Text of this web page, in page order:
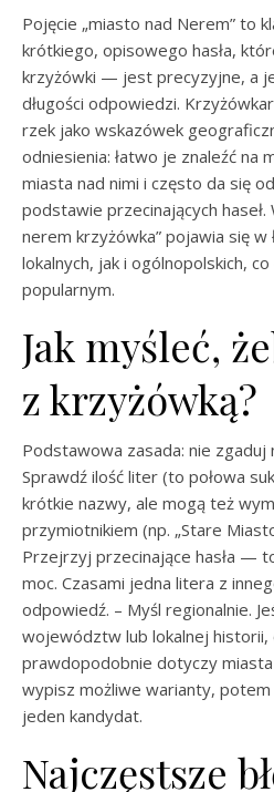
Pojęcie „miasto nad Nerem” to
krótkiego, opisowego hasła,
krzyżówki — jest precyzyjne, a
długości odpowiedzi.
rzek jako wskazówek
odniesienia: łatwo je znaleźć na
miasta nad nimi i często da się
podstawie przecinających
nerem krzyżówka” pojawia się w
lokalnych, jak i ogólnopolskich,
popularnym.
Jak myśleć,
z krzyżówką?
Podstawowa zasada: nie zgaduj
Sprawdź ilość liter (to połowa
krótkie nazwy, ale mogą też
przymiotnikiem (np. „Stare
Przejrzyj przecinające hasła —
moc. Czasami jedna litera z
odpowiedź. – Myśl regionalnie.
województw lub lokalnej
prawdopodobnie dotyczy
wypisz możliwe warianty,
jeden kandydat.
Najczęstsze